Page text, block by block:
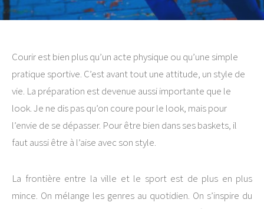
Courir est bien plus qu’un acte physique ou qu’une simple
pratique sportive. C’est avant tout une attitude, un style de
vie. La préparation est devenue aussi importante que le
look. Je ne dis pas qu’on coure pour le look, mais pour
l’envie de se dépasser. Pour être bien dans ses baskets, il
faut aussi être à l’aise avec son style.
La frontière entre la ville et le sport est de plus en plus
mince. On mélange les genres au quotidien. On s’inspire du